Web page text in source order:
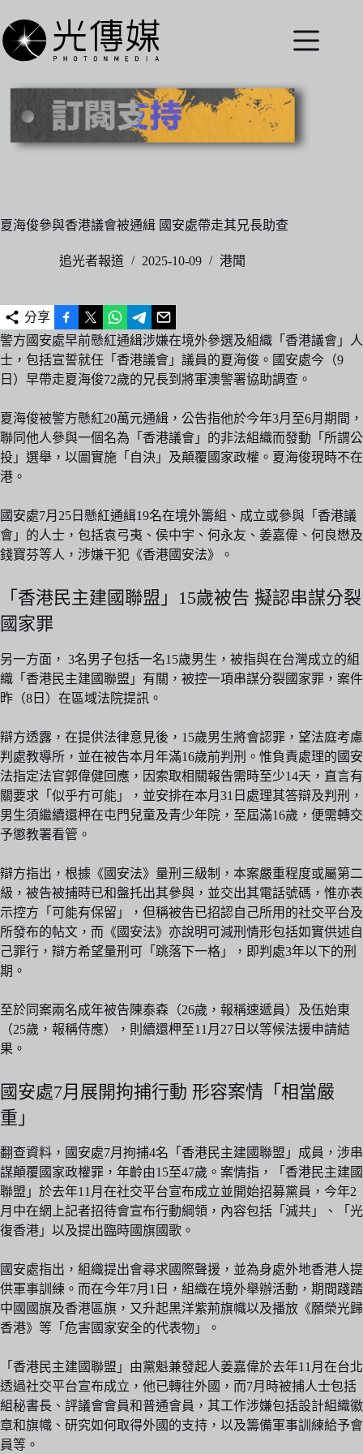
至
主
內
夏海俊參與香港議會被通緝 國安處帶走其兄長助查
追光者報道 2025-10-09 港聞
分享
警方國安處早前懸紅通緝涉嫌在境外參選及組織「香港議會」人
士，包括宣誓就任「香港議會」議員的夏海俊。國安處今（9
日）早帶走夏海俊72歲的兄長到將軍澳警署協助調查。
夏海俊被警方懸紅20萬元通緝，公告指他於今年3月至6月期間，
聯同他人參與一個名為「香港議會」的非法組織而發動「所謂公
投」選舉，以圖實施「自決」及顛覆國家政權。夏海俊現時不在
港。
國安處7月25日懸紅通緝19名在境外籌組、成立或參與「香港議
會」的人士，包括袁弓夷、侯中宇、何永友、姜嘉偉、何良懋及
錢寶芬等人，涉嫌干犯《香港國安法》。
「香港民主建國聯盟」15歲被告 擬認串謀分裂
國家罪
另一方面， 3名男子包括一名15歲男生，被指與在台灣成立的組
織「香港民主建國聯盟」有關，被控一項串謀分裂國家罪，案件
昨（8日）在區域法院提訊。
辯方透露，在提供法律意見後，15歲男生將會認罪，望法庭考慮
判處教導所，並在被告本月年滿16歲前判刑。惟負責處理的國安
法指定法官郭偉健回應，因索取相關報告需時至少14天，直言有
關要求「似乎冇可能」，並安排在本月31日處理其答辯及判刑，
男生須繼續還柙在屯門兒童及青少年院，至屆滿16歲，便需轉交
予懲教署看管。
辯方指出，根據《國安法》量刑三級制，本案嚴重程度或屬第二
級，被告被捕時已和盤托出其參與，並交出其電話號碼，惟亦表
示控方「可能有保留」，但稱被告已招認自己所用的社交平台及
所發布的帖文，而《國安法》亦說明可減刑情形包括如實供述自
己罪行，辯方希望量刑可「跳落下一格」，即判處3年以下的刑
期。
至於同案兩名成年被告陳泰森（26歲，報稱速遞員）及伍始東
（25歲，報稱侍應），則續還柙至11月27日以等候法援申請結
果。
國安處7月展開拘捕行動 形容案情「相當嚴
重」
翻查資料，國安處7月拘捕4名「香港民主建國聯盟」成員，涉串
謀顛覆國家政權罪，年齡由15至47歲。案情指，「香港民主建國
聯盟」於去年11月在社交平台宣布成立並開始招募黨員，今年2
月中在網上記者招待會宣布行動綱領，內容包括「滅共」、「光
復香港」以及提出臨時國旗國歌。
國安處指出，組織提出會尋求國際聲援，並為身處外地香港人提
供軍事訓練。而在今年7月1日，組織在境外舉辦活動，期間踐踏
中國國旗及香港區旗，又升起黑洋紫荊旗幟以及播放《願榮光歸
香港》等「危害國家安全的代表物」。
「香港民主建國聯盟」由黨魁兼發起人姜嘉偉於去年11月在台北
透過社交平台宣布成立，他已轉往外國，而7月時被捕人士包括
組秘書長、評議會會員和普通會員，其工作涉嫌包括設計組織徽
章和旗幟、研究如何取得外國的支持，以及籌備軍事訓練給予會
員等。